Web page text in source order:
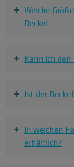
+ Welche
Deckel
+ Kann ich
+ Ist der
+ In welchen
erhältlich?